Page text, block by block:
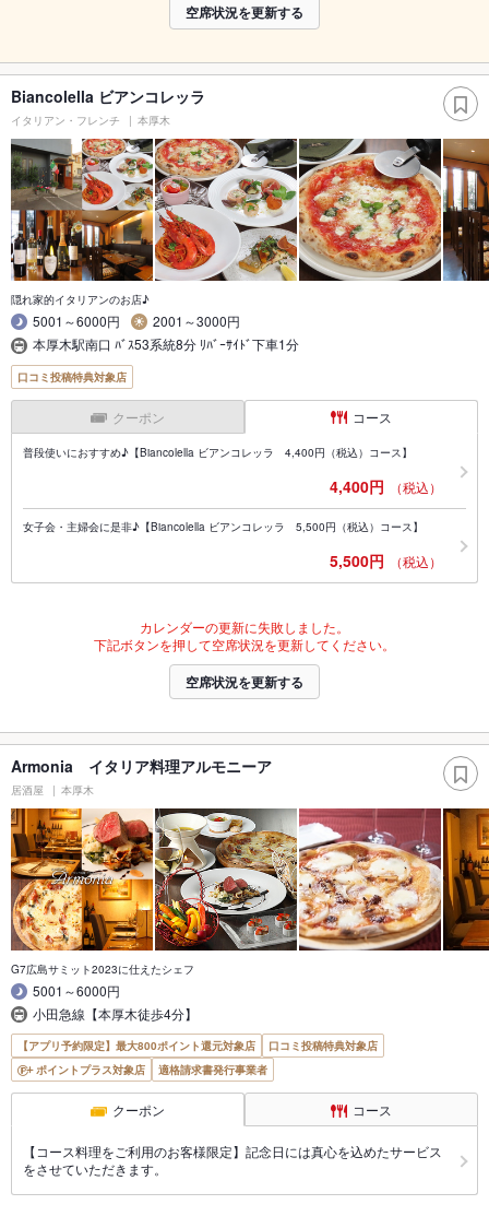
空席状況を更新する
Biancolella ビアンコレッラ
イタリアン・フレンチ 本厚木
隠れ家的イタリアンのお店♪
5001～6000円
2001～3000円
本厚木駅南口 ﾊﾞｽ53系統8分 ﾘﾊﾞｰｻｲﾄﾞ下車1分
口コミ投稿特典対象店
クーポン コース
普段使いにおすすめ♪【Biancolella ビアンコレッラ 4,400円（税込）コース】
4,400円 （税込）
女子会・主婦会に是非♪【Biancolella ビアンコレッラ 5,500円（税込）コース】
5,500円 （税込）
カレンダーの更新に失敗しました。
下記ボタンを押して空席状況を更新してください。
空席状況を更新する
Armonia イタリア料理アルモニーア
居酒屋 本厚木
G7広島サミット2023に仕えたシェフ
5001～6000円
小田急線【本厚木徒歩4分】
【アプリ予約限定】最大800ポイント還元対象店
口コミ投稿特典対象店
ポイントプラス対象店
適格請求書発行事業者
クーポン コース
【コース料理をご利用のお客様限定】記念日には真心を込めたサービス
をさせていただきます。